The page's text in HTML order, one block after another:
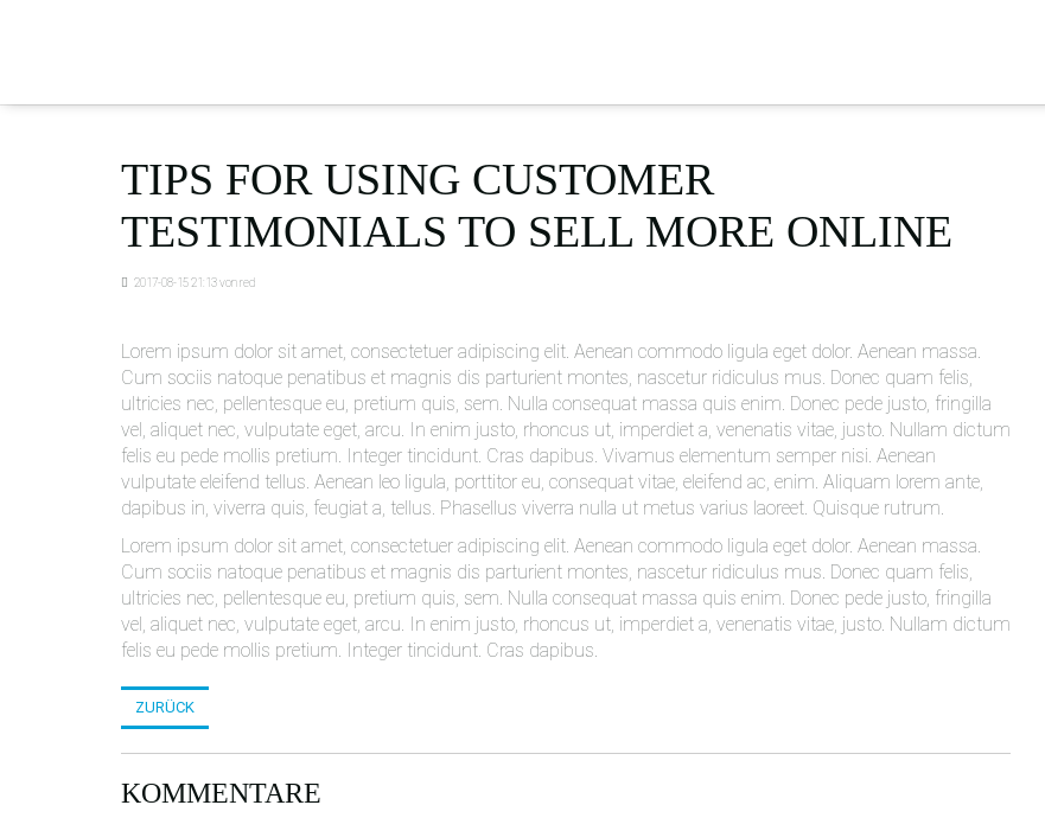
TIPS FOR USING CUSTOMER
TESTIMONIALS TO SELL MORE ONLINE
2017-08-15 21:13von red
Lorem ipsum dolor sit amet, consectetuer adipiscing elit. Aenean commodo ligula eget dolor. Aenean massa.
Cum sociis natoque penatibus et magnis dis parturient montes, nascetur ridiculus mus. Donec quam felis,
ultricies nec, pellentesque eu, pretium quis, sem. Nulla consequat massa quis enim. Donec pede justo, fringilla
vel, aliquet nec, vulputate eget, arcu. In enim justo, rhoncus ut, imperdiet a, venenatis vitae, justo. Nullam dictum
felis eu pede mollis pretium. Integer tincidunt. Cras dapibus. Vivamus elementum semper nisi. Aenean
vulputate eleifend tellus. Aenean leo ligula, porttitor eu, consequat vitae, eleifend ac, enim. Aliquam lorem ante,
dapibus in, viverra quis, feugiat a, tellus. Phasellus viverra nulla ut metus varius laoreet. Quisque rutrum.
Lorem ipsum dolor sit amet, consectetuer adipiscing elit. Aenean commodo ligula eget dolor. Aenean massa.
Cum sociis natoque penatibus et magnis dis parturient montes, nascetur ridiculus mus. Donec quam felis,
ultricies nec, pellentesque eu, pretium quis, sem. Nulla consequat massa quis enim. Donec pede justo, fringilla
vel, aliquet nec, vulputate eget, arcu. In enim justo, rhoncus ut, imperdiet a, venenatis vitae, justo. Nullam dictum
felis eu pede mollis pretium. Integer tincidunt. Cras dapibus.
ZURÜCK
KOMMENTARE